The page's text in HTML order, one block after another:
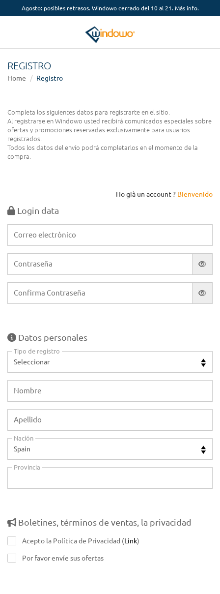
Agosto: posibles retrasos. Windowo cerrado del 10 al 21. Más info.
REGISTRO
Home Registro
Completa los siguientes datos para registrarte en el sitio.
Al registrarse en Windowo usted recibirá comunicados especiales sobre
ofertas y promociones reservadas exclusivamente para usuarios
registrados.
Todos los datos del envío podrá completarlos en el momento de la
compra.
Ho già un account ? Bienvenido
Login data
Correo electrònico
Contraseña
Confirma Contraseña
Datos personales
Tipo de registro
Nombre
Apellido
Nación
Provincia
Boletines, términos de ventas, la privacidad
Acepto la Política de Privacidad (Link)
Por favor envíe sus ofertas